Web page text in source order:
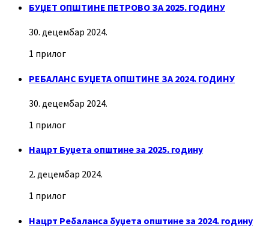
БУЏЕТ ОПШТИНЕ ПЕТРОВО ЗА 2025. ГОДИНУ
30. децембар 2024.
1 прилог
РЕБАЛАНС БУЏЕТА ОПШТИНЕ ЗА 2024. ГОДИНУ
30. децембар 2024.
1 прилог
Нацрт Буџета општине за 2025. годину
2. децембар 2024.
1 прилог
Нацрт Ребаланса буџета општине за 2024. годину